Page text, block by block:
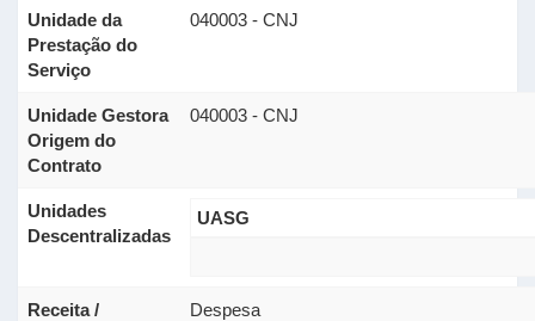
Unidade da
Prestação do
Serviço
040003 - CNJ
Unidade Gestora
Origem do
Contrato
040003 - CNJ
Unidades
Descentralizadas
UASG
Receita /
Despesa